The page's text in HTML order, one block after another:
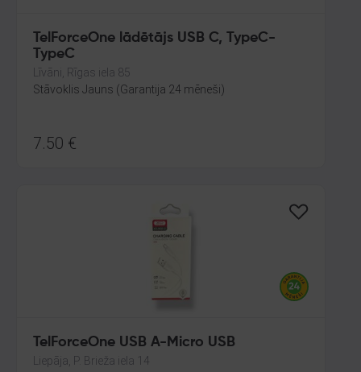
TelForceOne lādētājs USB C, TypeC-
TypeC
Līvāni, Rīgas iela 85
Stāvoklis Jauns (Garantija 24 mēneši)
7.50 €
TelForceOne USB A-Micro USB
Liepāja, P. Brieža iela 14